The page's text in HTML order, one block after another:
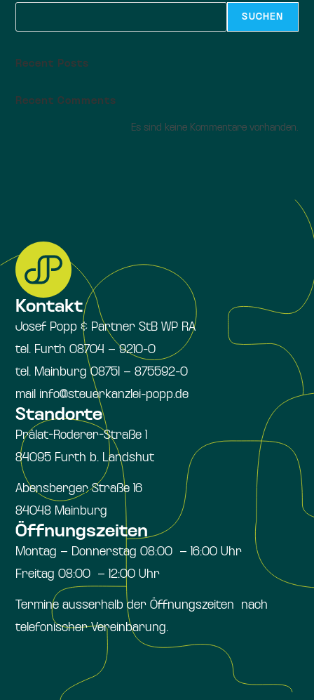
SUCHEN
Recent Posts
Recent Comments
Es sind keine Kommentare vorhanden.
Kontakt
Josef Popp & Partner StB WP RA
tel. Furth 08704 – 9210-0
tel. Mainburg 08751 – 875592-0
mail info@steuerkanzlei-popp.de
Standorte
Prälat-Roderer-Straße 1
84095 Furth b. Landshut
Abensberger Straße 16
84048 Mainburg
Öffnungszeiten
Montag – Donnerstag 08:00 – 16:00 Uhr
Freitag 08:00 – 12:00 Uhr
Termine ausserhalb der Öffnungszeiten nach
telefonischer Vereinbarung.